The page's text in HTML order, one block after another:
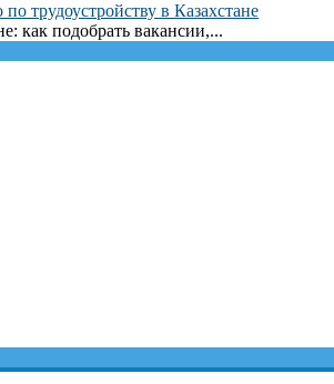
трудоустройству в Казахстане
как подобрать вакансии,...